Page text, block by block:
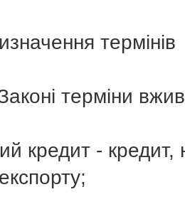
термінів
терміни
кредит -